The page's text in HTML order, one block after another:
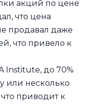
акций по цене
что цена
продавал даже
что привело к
Institute, до 70%
или несколько
приводит к